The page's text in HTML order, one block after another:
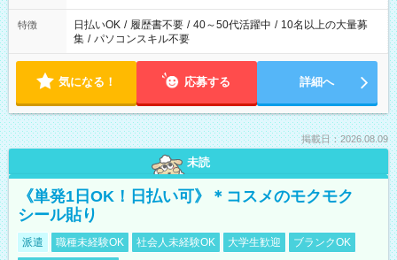
特徴 日払いOK / 履歴書不要 / 40～50代活躍中 / 10名以上の大量募
集 / パソコンスキル不要
気になる！ 応募する 詳細へ
掲載日：2026.08.09
未読
《単発1日OK！日払い可》＊コスメのモクモク
シール貼り
派遣 職種未経験OK 社会人未経験OK 大学生歓迎
ブランクOK